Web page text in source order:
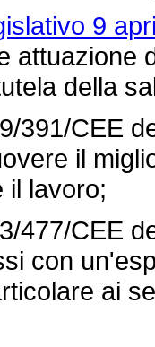
9
attuazione
della
391/CEE
il
il lavoro;
477/CEE
con
ai